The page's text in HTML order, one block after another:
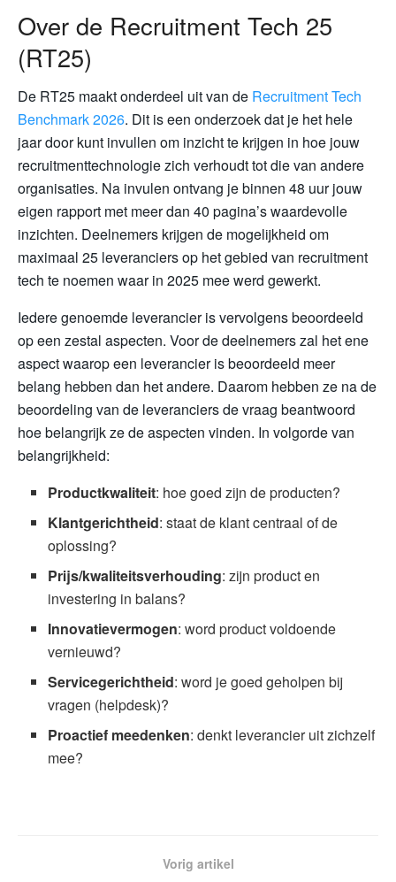
Over de Recruitment Tech 25
(RT25)
De RT25 maakt onderdeel uit van de Recruitment Tech
Benchmark 2026. Dit is een onderzoek dat je het hele
jaar door kunt invullen om inzicht te krijgen in hoe jouw
recruitmenttechnologie zich verhoudt tot die van andere
organisaties. Na invulen ontvang je binnen 48 uur jouw
eigen rapport met meer dan 40 pagina’s waardevolle
inzichten. Deelnemers krijgen de mogelijkheid om
maximaal 25 leveranciers op het gebied van recruitment
tech te noemen waar in 2025 mee werd gewerkt.
Iedere genoemde leverancier is vervolgens beoordeeld
op een zestal aspecten. Voor de deelnemers zal het ene
aspect waarop een leverancier is beoordeeld meer
belang hebben dan het andere. Daarom hebben ze na de
beoordeling van de leveranciers de vraag beantwoord
hoe belangrijk ze de aspecten vinden. In volgorde van
belangrijkheid:
Productkwaliteit: hoe goed zijn de producten?
Klantgerichtheid: staat de klant centraal of de
oplossing?
Prijs/kwaliteitsverhouding: zijn product en
investering in balans?
Innovatievermogen: word product voldoende
vernieuwd?
Servicegerichtheid: word je goed geholpen bij
vragen (helpdesk)?
Proactief meedenken: denkt leverancier uit zichzelf
mee?
Vorig artikel